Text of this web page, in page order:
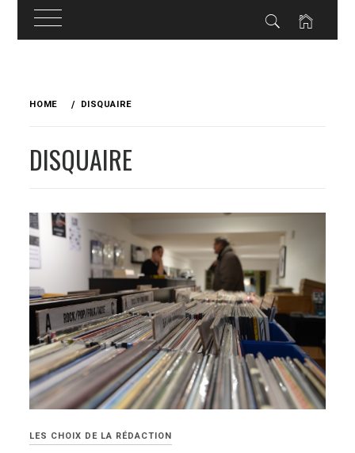
HOME DISQUAIRE
DISQUAIRE
LES CHOIX DE LA RÉDACTION